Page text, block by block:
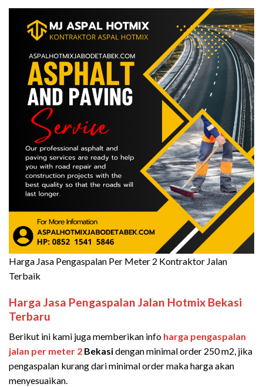
Harga Jasa Pengaspalan Per Meter 2 Kontraktor Jalan
Terbaik
Harga Jasa Pengaspalan Jalan Hotmix Bekasi
Terbaru
Berikut ini kami juga memberikan info harga pengaspalan
jalan per meter 2 Bekasidengan minimal order 250 m2, jika
pengaspalan kurang dari minimal order maka harga akan
menyesuaikan.